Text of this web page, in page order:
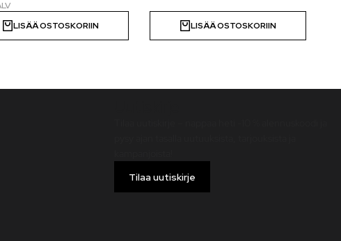
LISÄÄ OSTOSKORIIN LISÄÄ OSTOSKORIIN
Tilaa uutiskirje